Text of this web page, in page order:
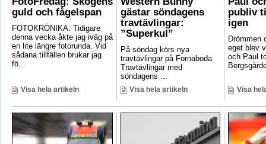
guld och fågelspan
FOTOKRÖNIKA: Tidigare
denna vecka åkte jag iväg på
en lite längre fotorunda. Vid
sådana tillfällen brukar jag
fö...
Visa hela artikeln
gästar söndagens
travtävlingar:
”Superkul”
På söndag körs nya
travtävlingar på Fornaboda
Travtävlingar med
söndagens ...
Visa hela artikeln
publiv
igen
Drömmen
eget blev
och Paul
Visa